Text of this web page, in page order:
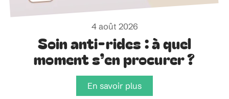
4 août 2026
Soin anti-rides : à quel
moment s’en procurer ?
En savoir plus